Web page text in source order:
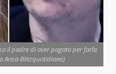
il padre di aver pagato per farla
Ansa-Blitzquotidiano)